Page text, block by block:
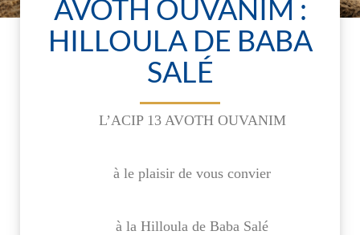
AVOTH OUVANIM :
HILLOULA DE BABA
SALÉ
L’ACIP 13 AVOTH OUVANIM
à le plaisir de vous convier
à la Hilloula de Baba Salé